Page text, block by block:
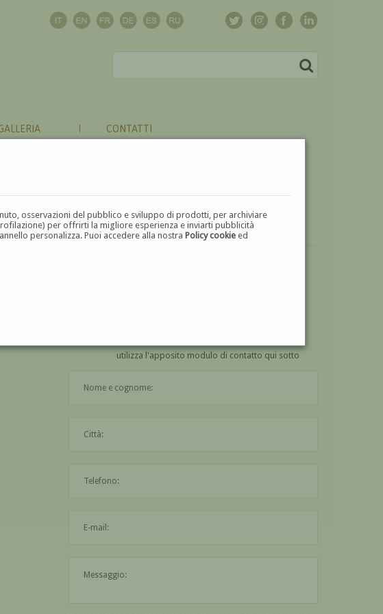
osservazioni del pubblico e sviluppo di prodotti, per archiviare
per offrirti la migliore esperienza e inviarti pubblicità
personalizza. Puoi accedere alla nostraPolicy cookie ed
CONTATTI
utilizza l'apposito modulo di contatto qui sotto